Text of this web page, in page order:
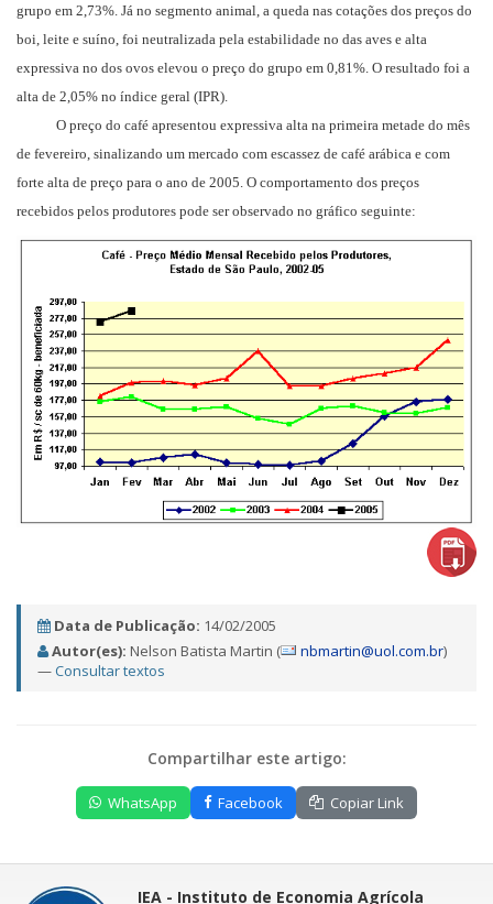
grupo em 2,73%. Já no segmento animal, a queda nas cotações dos preços do
boi, leite e suíno, foi neutralizada pela estabilidade no das aves e alta
expressiva no dos ovos elevou o preço do grupo em 0,81%. O resultado foi a
alta de 2,05% no índice geral (IPR).
O preço do café apresentou expressiva alta na primeira metade do mês
de fevereiro, sinalizando um mercado com escassez de café arábica e com
forte alta de preço para o ano de 2005. O comportamento dos preços
recebidos pelos produtores pode ser observado no gráfico seguinte:
Data de Publicação: 14/02/2005
Autor(es): Nelson Batista Martin ( nbmartin@uol.com.br)
—Consultar textos
Compartilhar este artigo:
WhatsApp Facebook Copiar Link
IEA - Instituto de Economia Agrícola